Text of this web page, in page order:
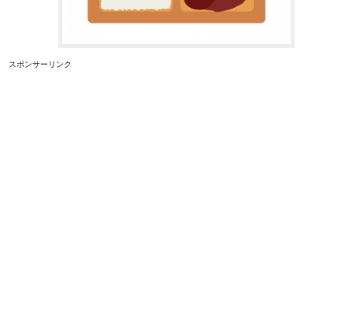
スポンサーリンク